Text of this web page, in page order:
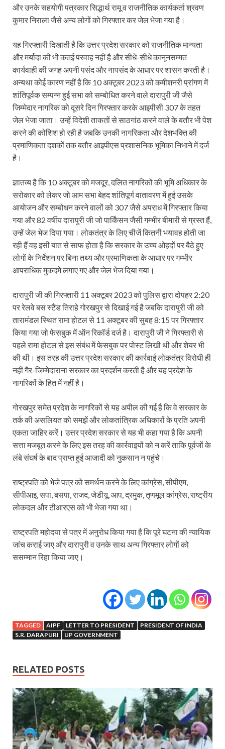
और उनके सहयोगी पत्रकार सिद्धार्थ रामू व राजनीतिक कार्यकर्ता श्रवण
कुमार निराला जैसे अन्य लोगों को गिरफ्तार कर जेल भेजा गया है।
यह गिरफ्तारी दिखाती है कि उत्तर प्रदेश सरकार को राजनीतिक मान्यता
और मर्यादा की भी कतई परवाह नहीं है और सीधे-सीधे कानूनसम्मत
कार्यवाही की जगह अपनी पसंद और नापसंद के आधार पर शासन करती है।
अन्यथा कोई कारण नहीं है कि 10 अक्टूबर 2023 को कमीशनरी प्रांगण में
शांतिपूर्वक सम्पन्न हुई सभा को सम्बोधित करने वाले दारापुरी जी जैसे
जिम्मेदार नागरिक को दूसरे दिन गिरफ्तार करके आइपीसी 307 के तहत
जेल भेजा जाता। उन्हें विदेशी ताकतों से साठगांठ करने वाले के बतौर भी पेश
करने की कोशिश हो रही है जबकि उनकी नागरिकता और देशभक्ति की
प्रमाणिकता दशकों तक बतौर आइपीएस प्रशासनिक भूमिका निभाने में दर्ज
है।
ज्ञातव्य है कि 10 अक्टूबर को मजदूर, दलित नागरिकों की भूमि अधिकार के
सरोकार को लेकर जो आम सभा बेहद शांतिपूर्ण वातावरण में हुई उसके
आयोजन और सम्बोधन करने वालों को 307 जैसे अपराध में गिरफ्तार किया
गया और 82 वर्षीय दारापुरी जी जो पार्किंसन जैसी गम्भीर बीमारी से ग्रस्त हैं,
उन्हें जेल भेज दिया गया। लोकतंत्र के लिए चीजें कितनी भयावह होती जा
रही हैं वह इसी बात से साफ होता है कि सरकार के उच्च ओहदों पर बैठे हुए
लोगों के निर्देशन पर बिना तथ्य और प्रमाणिकता के आधार पर गम्भीर
आपराधिक मुकदमे लगाए गए और जेल भेज दिया गया।
दारापुरी जी की गिरफ्तारी 11 अक्टूबर 2023 को पुलिस द्वारा दोपहर 2:20
पर रेलवे बस स्टैंड तिराहे गोरखपुर से दिखाई गई है जबकि दारापुरी जी को
तारामंडल स्थित रामा होटल से 11 अक्टूबर की सुबह 8:15 पर गिरफ्तार
किया गया जो फेसबुक में ऑन रिकॉर्ड दर्ज है। दारापुरी जी ने गिरफ्तारी से
पहले रामा होटल से इस संबंध में फेसबुक पर पोस्ट लिखी थी और शेयर भी
की थी। इस तरह की उत्तर प्रदेश सरकार की कार्रवाई लोकतंत्र विरोधी ही
नहीं गैर-जिम्मेदाराना सरकार का प्रदर्शन करती है और यह प्रदेश के
नागरिकों के हित में नहीं है।
गोरखपुर समेत प्रदेश के नागरिकों से यह अपील की गई है कि वे सरकार के
तर्क की असलियत को समझें और लोकतांत्रिक अधिकारों के प्रति अपनी
एकता जाहिर करें। उत्तर प्रदेश सरकार से यह भी कहा गया है कि अपनी
सत्ता मजबूत करने के लिए इस तरह की कार्रवाइयों को न करें ताकि पूर्वजों के
लंबे संघर्ष के बाद प्राप्त हुई आजादी को नुकसान न पहुंचे।
राष्ट्रपति को भेजे पत्र को समर्थन करने के लिए कांग्रेस, सीपीएम,
सीपीआइ, सपा, बसपा, राजद, जेडीयू, आप, द्रमुक, तृणमूल कांग्रेस, राष्ट्रीय
लोकदल और टीआरएस को भी भेजा गया था।
राष्ट्रपति महोदया से पत्र में अनुरोध किया गया है कि पूरे घटना की न्यायिक
जांच कराई जाए और दारापुरी व उनके साथ अन्य गिरफ्तार लोगों को
ससम्मान रिहा किया जाए।
TAGGED AIPF LETTER TO PRESIDENT
PRESIDENT OF INDIA
S.R. DARAPURI
UP GOVERNMENT
RELATED POSTS